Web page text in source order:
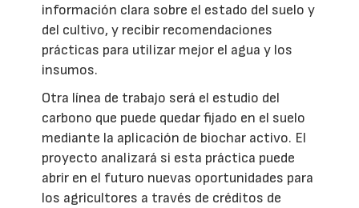
información clara sobre el estado del suelo y
del cultivo, y recibir recomendaciones
prácticas para utilizar mejor el agua y los
insumos.
Otra línea de trabajo será el estudio del
carbono que puede quedar fijado en el suelo
mediante la aplicación de biochar activo. El
proyecto analizará si esta práctica puede
abrir en el futuro nuevas oportunidades para
los agricultores a través de créditos de